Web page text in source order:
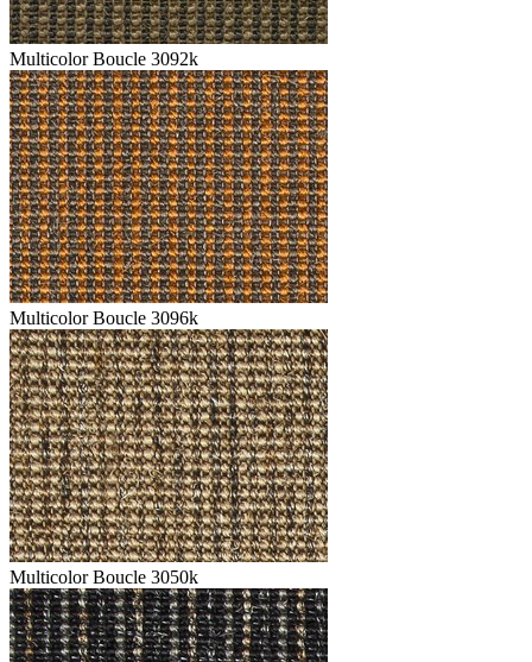
Multicolor Boucle 3092k
Multicolor Boucle 3096k
Multicolor Boucle 3050k